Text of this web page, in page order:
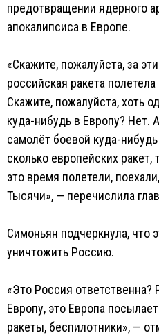
предотвращении ядерного
апокалипсиса в Европе.
«Скажите, пожалуйста, за
российская ракета
Скажите, пожалуйста, хоть
куда-нибудь в Европу? Нет.
самолёт боевой куда-
сколько европейских ракет,
это время полетели,
Тысячи», — перечислила
Симоньян подчеркнула, что
уничтожить Россию.
«Это Россия ответственна?
Европу, это Европа
ракеты, беспилотники», —